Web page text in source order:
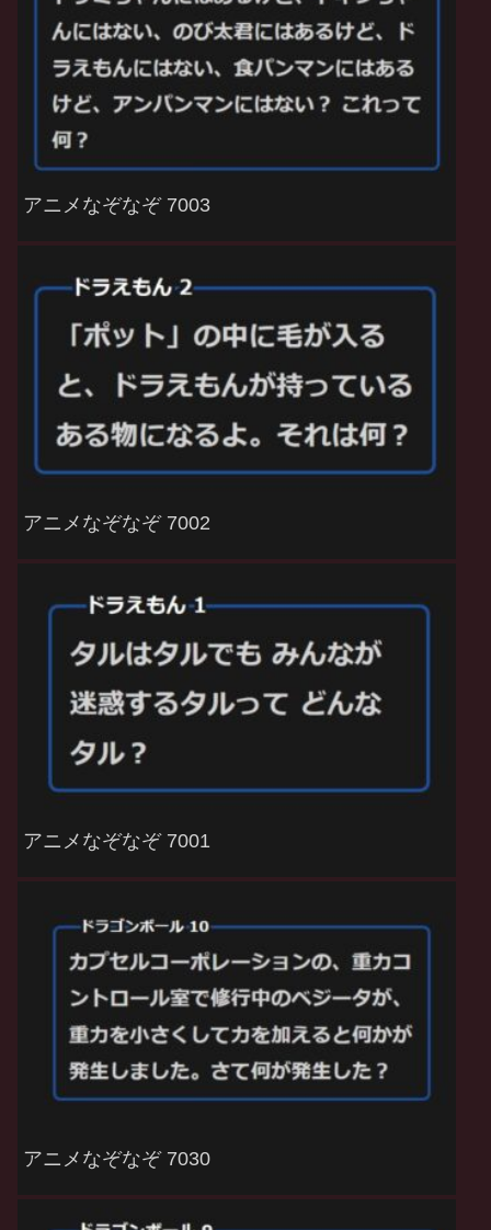
アニメなぞなぞ 7003
アニメなぞなぞ 7002
アニメなぞなぞ 7001
アニメなぞなぞ 7030